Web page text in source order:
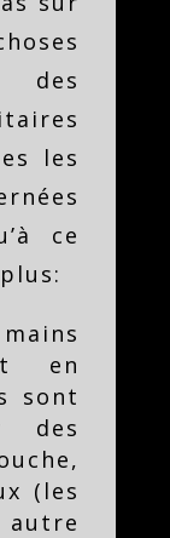
les
ce
en
sont
des
(les